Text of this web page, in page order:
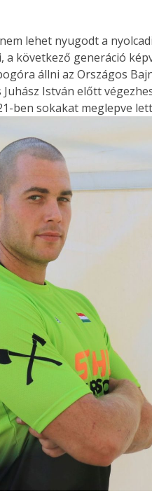
lehet nyugodt a
a következő generáció
állni az Országos
Juhász István előtt
ben sokakat meglepve